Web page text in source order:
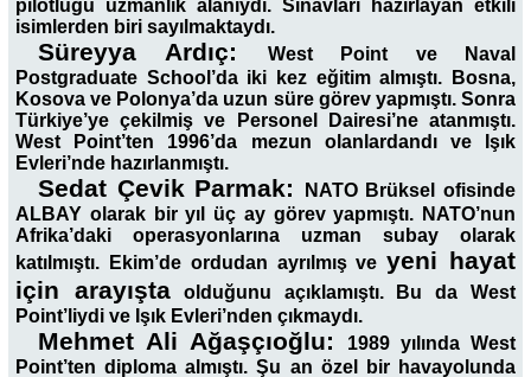
pilotluğu uzmanlık alanıydı. Sınavları hazırlayan etkili
isimlerden biri sayılmaktaydı.
Süreyya Ardıç:
West Point ve Naval
Postgraduate School’da iki kez eğitim almıştı. Bosna,
Kosova ve Polonya’da uzun süre görev yapmıştı. Sonra
Türkiye’ye çekilmiş ve Personel Dairesi’ne atanmıştı.
West Point’ten 1996’da mezun olanlardandı ve Işık
Evleri’nde hazırlanmıştı.
Sedat Çevik Parmak:
NATO Brüksel ofisinde
ALBAY olarak bir yıl üç ay görev yapmıştı. NATO’nun
Afrika’daki operasyonlarına uzman subay olarak
katılmıştı. Ekim’de ordudan ayrılmış veyeni hayat
için arayıştaolduğunu açıklamıştı. Bu da West
Point’liydi ve Işık Evleri’nden çıkmaydı.
Mehmet Ali Ağaşçıoğlu:
1989 yılında West
Point’ten diploma almıştı. Şu an özel bir havayolunda